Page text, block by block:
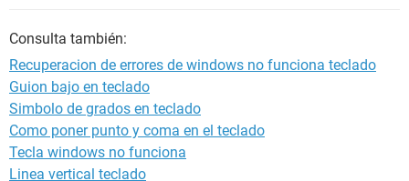
Consulta también:
Recuperacion de errores de windows no funciona teclado
Guion bajo en teclado
Simbolo de grados en teclado
Como poner punto y coma en el teclado
Tecla windows no funciona
Linea vertical teclado